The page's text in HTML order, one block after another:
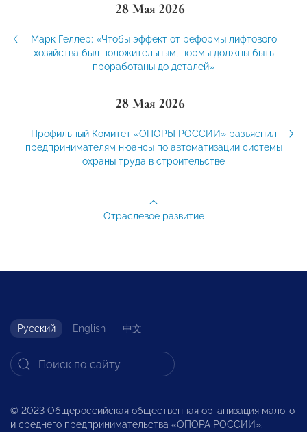
28 Мая 2026
Марк Геллер: «Чтобы эффект от реформы лифтового
хозяйства был положительным, нормы должны быть
проработаны до деталей»
28 Мая 2026
Профильный Комитет «ОПОРЫ РОССИИ» разъяснил
предпринимателям нюансы по автоматизации системы
охраны труда в строительстве
Отраслевое развитие
Русский English 中文
© 2023 Общероссийская общественная организация малого
и среднего предпринимательства «ОПОРА РОССИИ».